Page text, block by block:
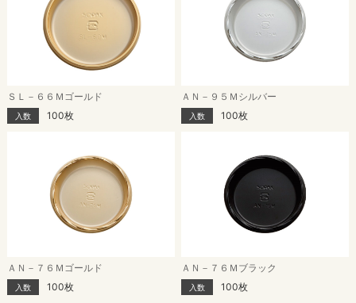
ＳＬ－６６Ｍゴールド
入数 100枚
ＡＮ－９５Ｍシルバー
入数 100枚
ＡＮ－７６Ｍゴールド
入数 100枚
ＡＮ－７６Ｍブラック
入数 100枚